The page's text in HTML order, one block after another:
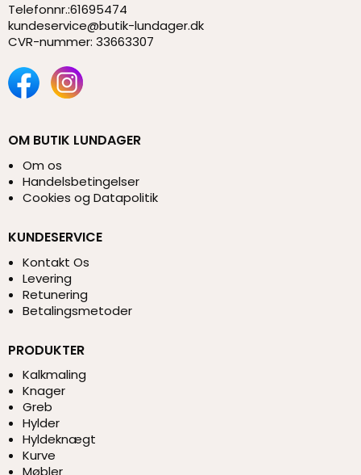
Telefonnr.:61695474
kundeservice@butik-lundager.dk
CVR-nummer: 33663307
OM BUTIK LUNDAGER
Om os
Handelsbetingelser
Cookies og Datapolitik
KUNDESERVICE
Kontakt Os
Levering
Retunering
Betalingsmetoder
PRODUKTER
Kalkmaling
Knager
Greb
Hylder
Hyldeknægt
Kurve
Møbler